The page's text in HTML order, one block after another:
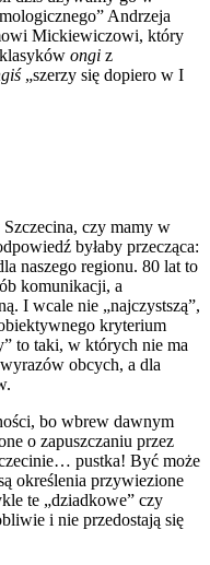
Andrzeja
Mickiewiczowi, który
ongi z
„szerzy się dopiero w I
czy mamy w
byłaby przecząca:
naszego regionu. 80 lat to
komunikacji, a
I wcale nie „najczystszą”,
kryterium
to taki, w których nie ma
obcych, a dla
bo wbrew dawnym
o zapuszczaniu przez
pustka! Być może
określenia przywiezione
te „dziadkowe” czy
i nie przedostają się